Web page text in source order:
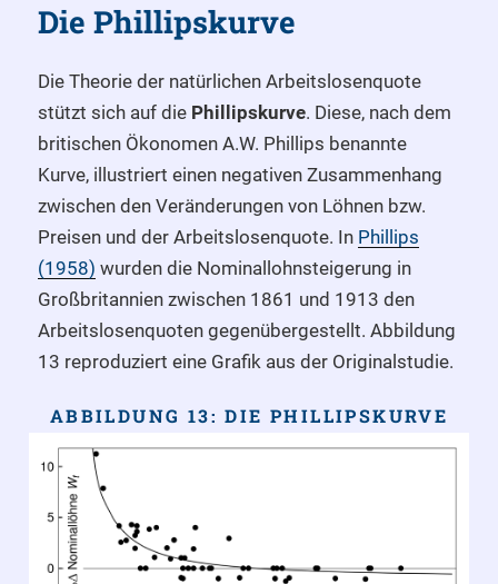
Die Phillipskurve
Die Theorie der natürlichen Arbeitslosenquote
stützt sich auf die Phillipskurve. Diese, nach dem
britischen Ökonomen A.W. Phillips benannte
Kurve, illustriert einen negativen Zusammenhang
zwischen den Veränderungen von Löhnen bzw.
Preisen und der Arbeitslosenquote. In Phillips
(1958) wurden die Nominallohnsteigerung in
Großbritannien zwischen 1861 und 1913 den
Arbeitslosenquoten gegenübergestellt. Abbildung
13 reproduziert eine Grafik aus der Originalstudie.
ABBILDUNG 13: DIE PHILLIPSKURVE